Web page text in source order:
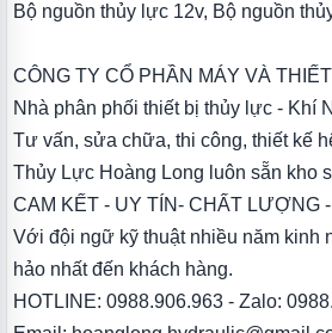
Bộ nguồn thủy lực 12v, Bộ nguồn
CÔNG TY CỔ PHẦN MÁY VÀ
Nhà phân phối thiết bị thủy lực - Khí
Tư vấn, sửa chữa, thi công, thiết kế
Thủy Lực Hoàng Long luôn sẵn kho
CAM KẾT - UY TÍN- CHẤT LƯỢNG
Với đội ngữ kỹ thuật nhiều năm kinh
hảo nhất đến khách hàng.
HOTLINE: 0988.906.963 - Zalo: